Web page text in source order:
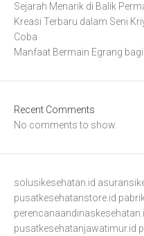
Sejarah Menarik di Balik
Kreasi Terbaru dalam Seni
Coba
Manfaat Bermain Egrang
Recent Comments
No comments to show.
solusikesehatan.id
pusatkesehatanstore.id
pusatkesehatanjawatimur.id